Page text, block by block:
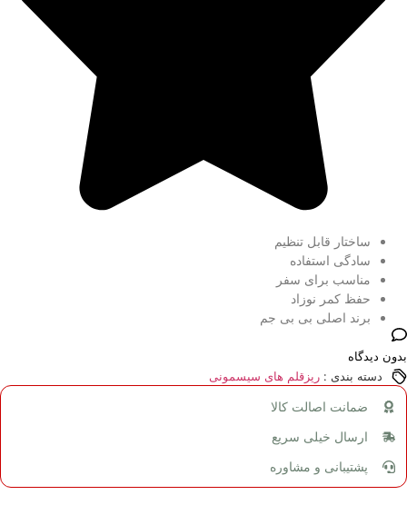
ساختار قابل تنظیم
سادگی استفاده
مناسب برای سفر
حفظ کمر نوزاد
برند اصلی بی بی جم
بدون دیدگاه
دسته بندی : ریزقلم های سیسمونی
ضمانت اصالت کالا
ارسال خیلی سریع
پشتیبانی و مشاوره